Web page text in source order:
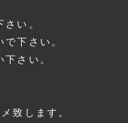
い。
下さい。
さい。
致します。